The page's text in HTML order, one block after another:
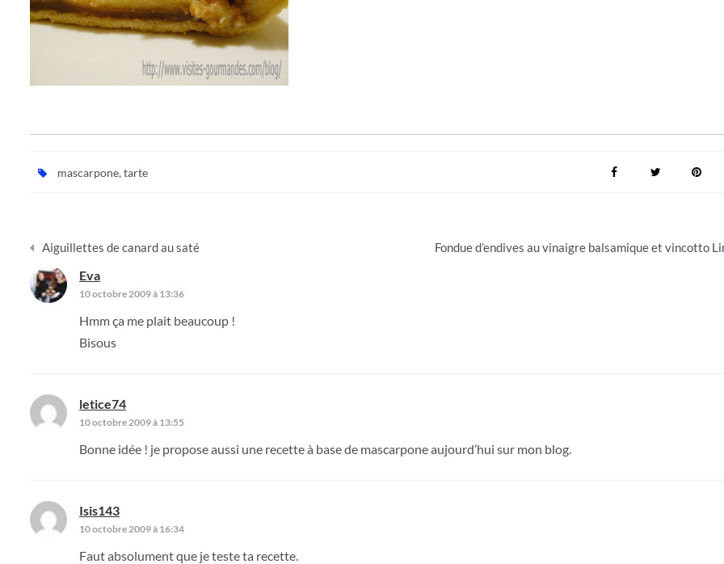
mascarpone,tarte
de
l’article
Aiguillettes de canard au saté Fondue d’endives au vinaigre balsamique et vincotto
Eva
10 octobre 2009 à 13:36
Hmm ça me plait beaucoup !
Bisous
letice74
10 octobre 2009 à 13:55
Bonne idée ! je propose aussi une recette à base de mascarpone aujourd’hui sur mon blog.
Isis143
10 octobre 2009 à 16:34
Faut absolument que je teste ta recette.